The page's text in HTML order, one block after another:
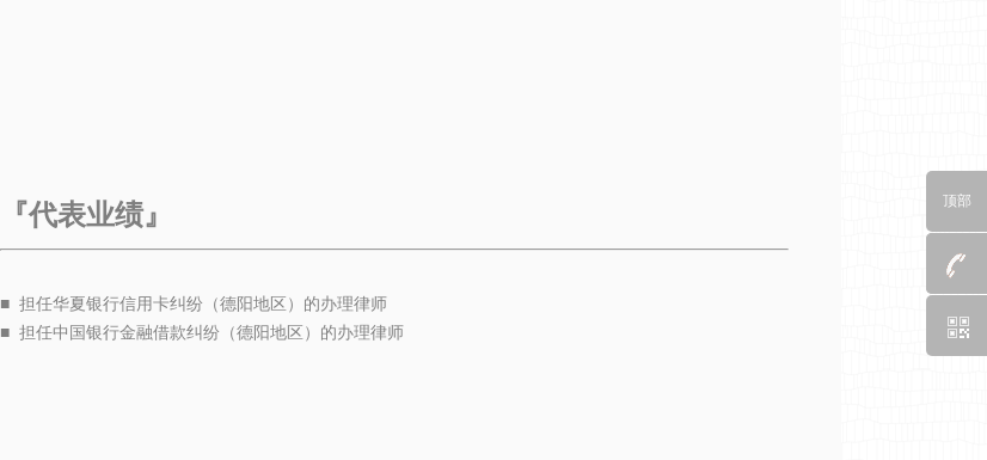
『代表业绩』
■ 担任华夏银行信用卡纠纷（德阳地区）的办理律师
■ 担任中国银行金融借款纠纷（德阳地区）的办理律师
顶部